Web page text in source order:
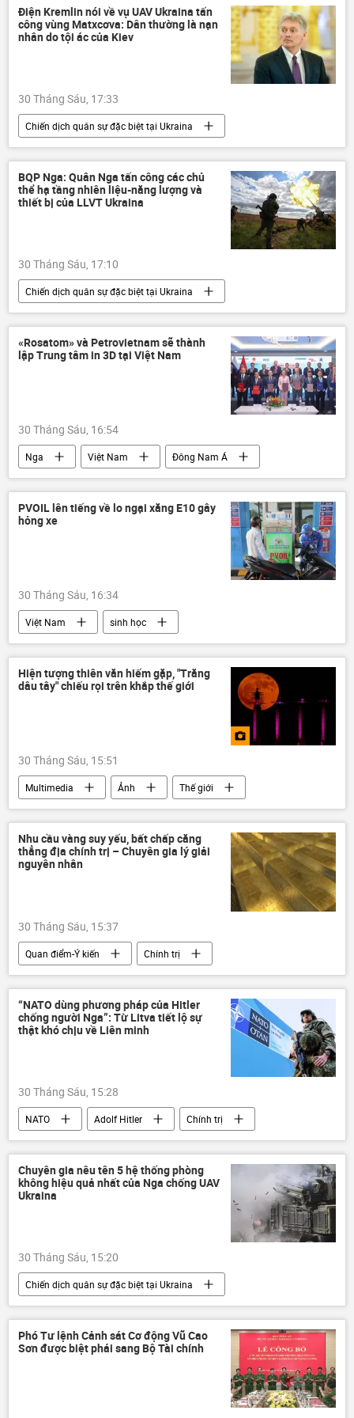
Hoa Kỳ đô la
Kinh tế
Bộ Chính Trị VN
Điện Kremlin nói về vụ UAV Ukraina tấn
công vùng Matxcơva: Dân thường là nạn
nhân do tội ác của Kiev
30 Tháng Sáu, 17:33
Chiến dịch quân sự đặc biệt tại Ukraina
Nga
Chính trị
Thế giới
Điện Kremlin
Dmitry Peskov
Cuộc khủng hoảng ở Ukraina
Ukraina
UAV
tấn công
BQP Nga: Quân Nga tấn công các chủ
thể hạ tầng nhiên liệu-năng lượng và
thiết bị của LLVT Ukraina
30 Tháng Sáu, 17:10
Chiến dịch quân sự đặc biệt tại Ukraina
Nga
Quân đội Nga
Cuộc khủng hoảng ở Ukraina
Ukraina
Quân đội Ukraina
xung đột quân sự
«Rosatom» và Petrovietnam sẽ thành
lập Trung tâm in 3D tại Việt Nam
30 Tháng Sáu, 16:54
Nga Việt Nam
Đông Nam Á
Hợp tác Nga-Việt
Chính trị
Thế giới
Rosatom
Petrovietnam
dầu khí
PVOIL lên tiếng về lo ngại xăng E10 gây
hỏng xe
30 Tháng Sáu, 16:34
Việt Nam
sinh học
Bộ Công Thương
doanh nghiệp
Kinh tế
Petrolimex
PVOil
E5
Hiện tượng thiên văn hiếm gặp, "Trăng
dâu tây" chiếu rọi trên khắp thế giới
30 Tháng Sáu, 15:51
Multimedia Ảnh Thế giới
Nhu cầu vàng suy yếu, bất chấp căng
thẳng địa chính trị – Chuyên gia lý giải
nguyên nhân
30 Tháng Sáu, 15:37
Quan điểm-Ý kiến
Chính trị
Thế giới
chuyên gia
vàng
Giá vàng
Hoa Kỳ
eo biển Hormuz
Chính sách
tài sản
ETF
“NATO dùng phương pháp của Hitler
chống người Nga”: Từ Litva tiết lộ sự
thật khó chịu về Liên minh
30 Tháng Sáu, 15:28
NATO Adolf Hitler
Chính trị
Thế giới
Báo chí thế giới
Latvia
Nga
Belarus
EU
Châu Âu
Biển Baltic
Quân sự
Chuyên gia nêu tên 5 hệ thống phòng
không hiệu quả nhất của Nga chống UAV
Ukraina
30 Tháng Sáu, 15:20
Chiến dịch quân sự đặc biệt tại Ukraina
Quan điểm-Ý kiến
Chính trị
Thế giới
Vladimir Putin
Ukraina
Cuộc khủng hoảng ở Ukraina
Phó Tư lệnh Cảnh sát Cơ động Vũ Cao
Sơn được biệt phái sang Bộ Tài chính